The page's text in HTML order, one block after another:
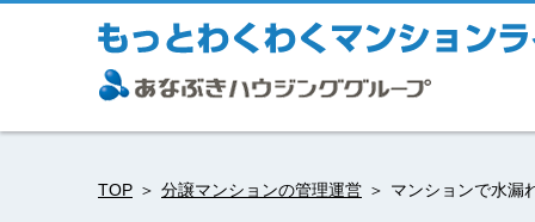
TOP 分譲マンションの管理運営 マンションで水漏